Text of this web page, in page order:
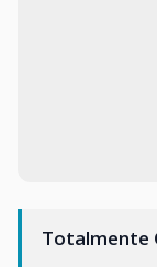
Totalmente